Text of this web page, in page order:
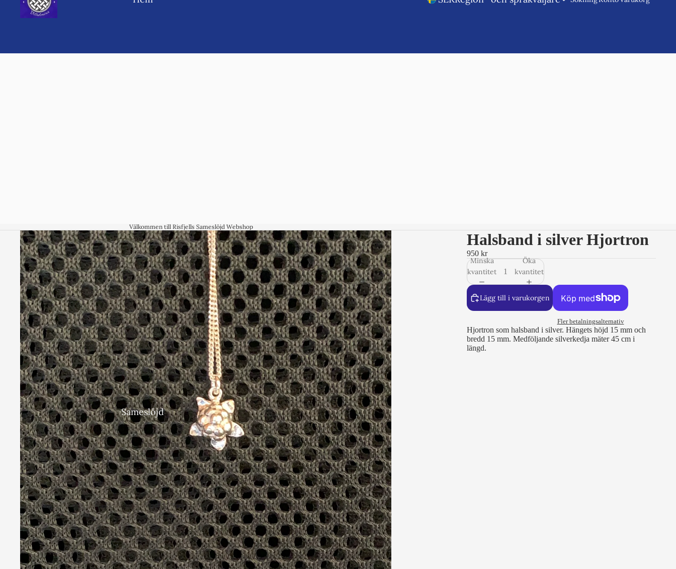
Sameslöjd
Välkommen till Risfjells Sameslöjd Webshop
Halsband i silver Hjortron
950 kr
Minska
kvantitet
Öka
kvantitet
Lägg till i varukorgen
Fler betalningsalternativ
Hjortron som halsband i silver. Hängets höjd 15 mm och
bredd 15 mm. Medföljande silverkedja mäter 45 cm i
längd.